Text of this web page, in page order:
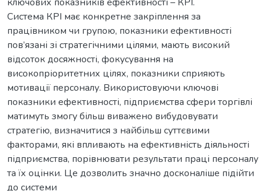
Система КРІ має конкретне закріплення за
працівником чи групою, показники ефективності
пов’язані зі стратегічними цілями, мають високий
відсоток досяжності, фокусування на
високопріоритетних цілях, показники сприяють
мотивації персоналу. Використовуючи ключові
показники ефективності, підприємства сфери торгівлі
матимуть змогу більш виважено вибудовувати
стратегію, визначитися з найбільш суттєвими
факторами, які впливають на ефективність діяльності
підприємства, порівнювати результати праці персоналу
та їх оцінки. Це дозволить значно досконаліше підійти
до системи